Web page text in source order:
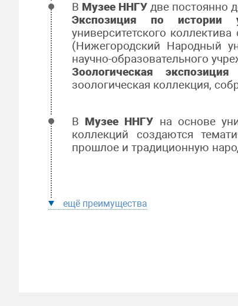
В Музее ННГУ две постоянно
Экспозиция по истории
университетского
(Нижегородский Народный
научно-образовательного
Зоологическая экспозиция
зоологическая коллекция,
В Музее ННГУ на основе
коллекций создаются
прошлое и традиционную
ещё преимущества